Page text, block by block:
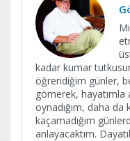
kadar kumar
öğrendiğim günler,
gömerek,
oynadığım, daha
kaçamadığım
anlayacaktım.